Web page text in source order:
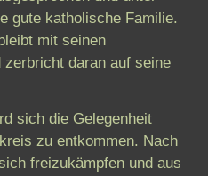
gute katholische Familie.
mit seinen
zerbricht daran auf seine
sich die Gelegenheit
zu entkommen. Nach
freizukämpfen und aus